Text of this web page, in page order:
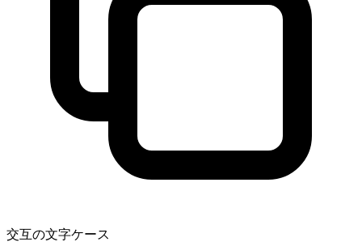
交互の文字ケース